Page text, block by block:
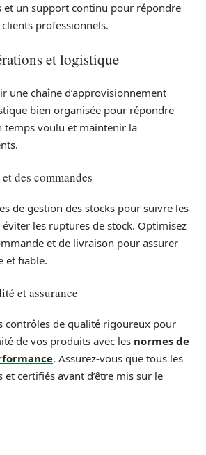
et un support continu pour répondre
professionnels.
et logistique
une chaîne d’approvisionnement
bien organisée pour répondre
temps voulu et maintenir la
des commandes
de gestion des stocks pour suivre les
les ruptures de stock. Optimisez
et de livraison pour assurer
et fiable.
et assurance
contrôles de qualité rigoureux pour
de vos produits avec les normes de
. Assurez-vous que tous les
certifiés avant d’être mis sur le